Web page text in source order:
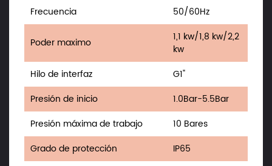
Frecuencia
50/60Hz
Poder maximo
1,1 kw/1,8 kw/2,2
kw
Hilo de interfaz
G1"
Presión de inicio
1.0Bar-5.5Bar
Presión máxima de trabajo
10 Bares
Grado de protección
IP65